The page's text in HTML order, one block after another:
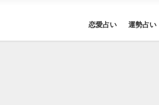
恋愛占い 運勢占い